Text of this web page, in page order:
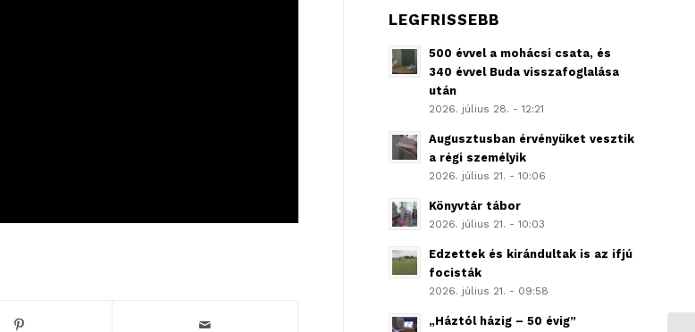
LEGFRISSEBB
500 évvel a mohácsi csata, és
340 évvel Buda visszafoglalása
után
2026. július 28. - 12:21
Augusztusban érvényüket vesztik
a régi személyik
2026. július 21. - 10:06
Könyvtár tábor
2026. július 21. - 10:03
Edzettek és kirándultak is az ifjú
focisták
2026. július 21. - 09:58
„Háztól házig – 50 évig”